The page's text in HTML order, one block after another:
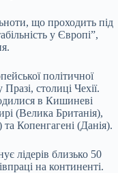
що проходить під
у Європі”,
політичної
столиці Чехії.
в Кишиневі
(Велика Британія),
Копенгагені (Данія).
лідерів близько 50
на континенті.